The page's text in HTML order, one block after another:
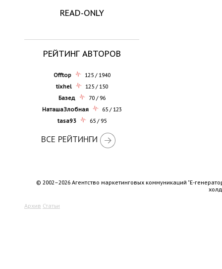
READ-ONLY
РЕЙТИНГ АВТОРОВ
Offtop
125 / 1940
tixhel
125 / 150
Базед
70 / 96
НаташаЗлобная
65 / 123
tasa93
65 / 95
ВСЕ РЕЙТИНГИ
© 2002–2026 Агентство маркетинговых коммуникаций "Е-
Архив Статьи